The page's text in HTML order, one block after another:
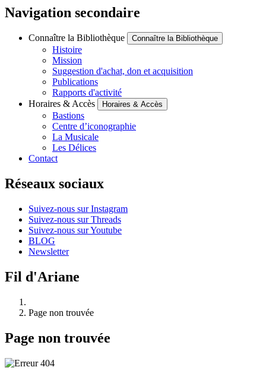
Navigation secondaire
Connaître la Bibliothèque Connaître la Bibliothèque
Histoire
Mission
Suggestion d'achat, don et acquisition
Publications
Rapports d'activité
Horaires & Accès
Horaires & Accès
Bastions
Centre d’iconographie
La Musicale
Les Délices
Contact
Réseaux sociaux
Suivez-nous sur Instagram
Suivez-nous sur Threads
Suivez-nous sur Youtube
BLOG
Newsletter
Fil d'Ariane
Page non trouvée
Page non trouvée